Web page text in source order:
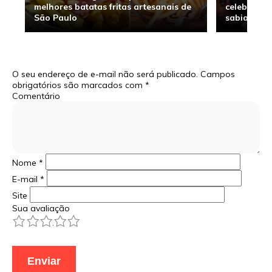
melhores batatas fritas artesanais de
São Paulo
sabia
O seu endereço de e-mail não será publicado. Campos
obrigatórios são marcados com *
Comentário
Nome *
E-mail *
Site
Sua avaliação
5
4
3
2